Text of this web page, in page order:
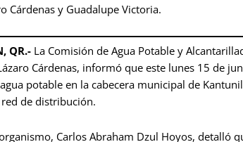
Cárdenas y Guadalupe Victoria.
QR.- La Comisión de Agua Potable y
Cárdenas, informó que este lunes 15 de
potable en la cabecera municipal de
de distribución.
Carlos Abraham Dzul Hoyos, detalló